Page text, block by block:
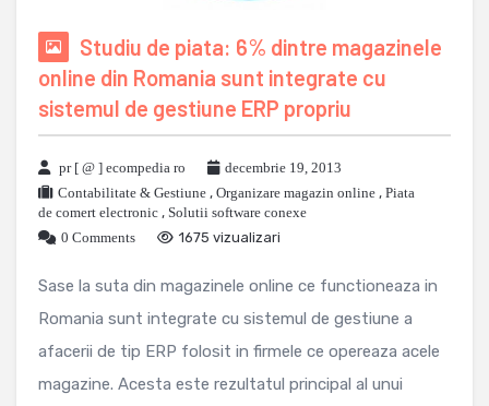
Studiu de piata: 6% dintre magazinele
online din Romania sunt integrate cu
sistemul de gestiune ERP propriu
pr [ @ ] ecompedia ro
decembrie 19, 2013
Contabilitate & Gestiune , Organizare magazin online , Piata
de comert electronic , Solutii software conexe
0 Comments
1675 vizualizari
Sase la suta din magazinele online ce functioneaza in
Romania sunt integrate cu sistemul de gestiune a
afacerii de tip ERP folosit in firmele ce opereaza acele
magazine. Acesta este rezultatul principal al unui